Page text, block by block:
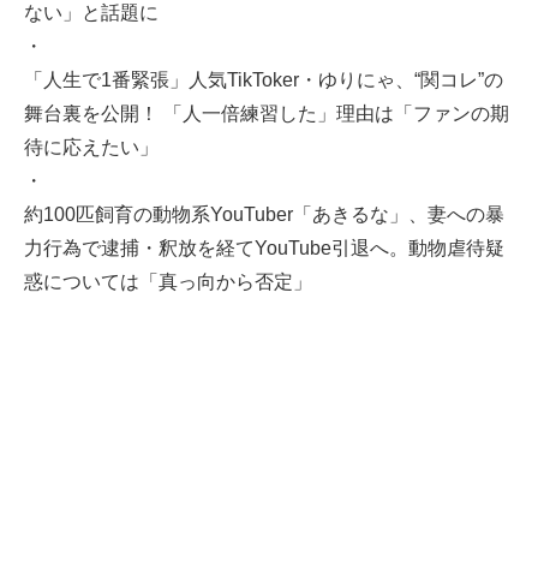
ない」と話題に
・
「人生で1番緊張」人気TikToker・ゆりにゃ、“関コレ”の
舞台裏を公開！ 「人一倍練習した」理由は「ファンの期
待に応えたい」
・
約100匹飼育の動物系YouTuber「あきるな」、妻への暴
力行為で逮捕・釈放を経てYouTube引退へ。動物虐待疑
惑については「真っ向から否定」